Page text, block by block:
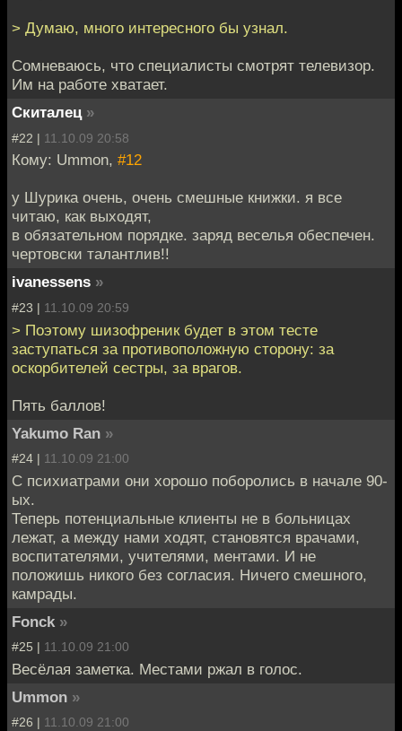
> Думаю, много интересного бы узнал.
Сомневаюсь, что специалисты смотрят телевизор.
Им на работе хватает.
Скиталец »
#22 | 11.10.09 20:58
Кому: Ummon, #12
у Шурика очень, очень смешные книжки. я все
читаю, как выходят,
в обязательном порядке. заряд веселья обеспечен.
чертовски талантлив!!
ivanessens »
#23 | 11.10.09 20:59
> Поэтому шизофреник будет в этом тесте
заступаться за противоположную сторону: за
оскорбителей сестры, за врагов.
Пять баллов!
Yakumo Ran »
#24 | 11.10.09 21:00
С психиатрами они хорошо поборолись в начале 90-
ых.
Теперь потенциальные клиенты не в больницах
лежат, а между нами ходят, становятся врачами,
воспитателями, учителями, ментами. И не
положишь никого без согласия. Ничего смешного,
камрады.
Fonck »
#25 | 11.10.09 21:00
Весёлая заметка. Местами ржал в голос.
Ummon »
#26 | 11.10.09 21:00